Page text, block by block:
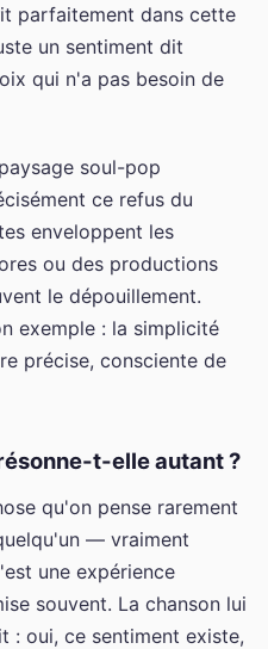
parfaitement dans cette
un sentiment dit
qui n'a pas besoin de
soul-pop
ce refus du
enveloppent les
ou des productions
le dépouillement.
exemple : la simplicité
précise, consciente de
t-elle autant ?
qu'on pense rarement
— vraiment
une expérience
souvent. La chanson lui
: oui, ce sentiment existe,